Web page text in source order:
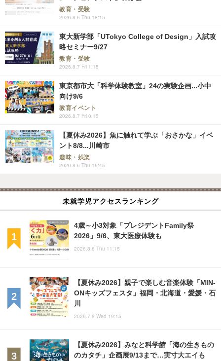
教育・受験
2026.8.6 Thu 18:15
東大新学部「UTokyo College of Design」入試攻
略セミナー9/27
教育・受験
2026.8.7 Fri 1:15
東京都市大「科学体験教室」24の実験企画...小中
向け9/6
教育イベント
2026.8.7 Fri 0:15
【夏休み2026】魚に触れて学ぶ「おさかな」イベ
ント8/8...川崎市
趣味・娯楽
2026.8.6 Thu 16:45
未就学児アクセスランキング
4歳～小3対象「プレジデントFamily祭
2026」9/6、東大医療体験も
2026.8.6 Thu 11:15
【夏休み2026】親子で楽しむ音楽体験「MIN-
ONキッズフェスタ」福岡・北海道・愛媛・石
川
2026.7.8 Wed 19:15
【夏休み2026】みなと科学館「海の生きもの
のカタチ」企画展9/13まで…実寸大エイも